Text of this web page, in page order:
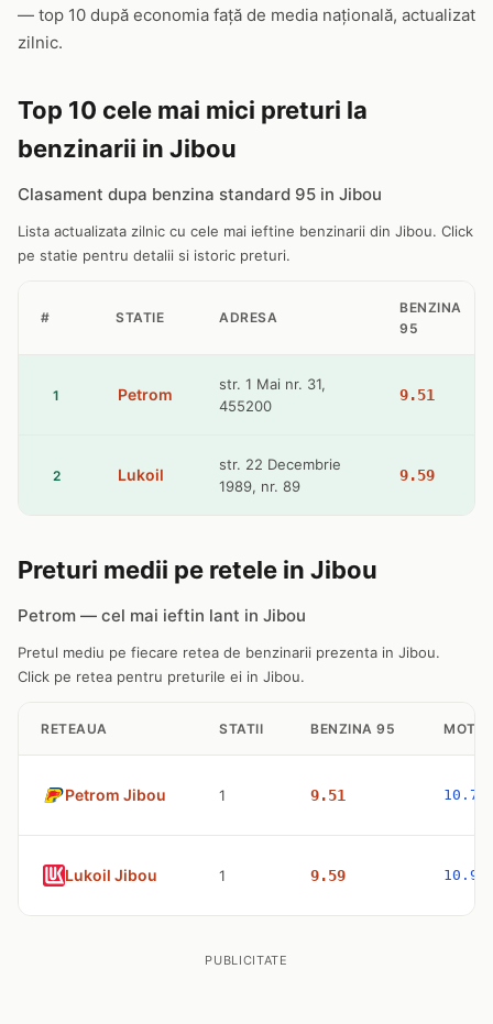
— top 10 după economia față de media națională, actualizat
zilnic.
Top 10 cele mai mici preturi la
benzinarii in Jibou
Clasament dupa benzina standard 95 in Jibou
Lista actualizata zilnic cu cele mai ieftine benzinarii din Jibou. Click
pe statie pentru detalii si istoric preturi.
# STATIE ADRESA
BENZINA
95
1 Petrom
str. 1 Mai nr. 31,
455200
9.51
2 Lukoil
str. 22 Decembrie
1989, nr. 89
9.59
Preturi medii pe retele in Jibou
Petrom — cel mai ieftin lant in Jibou
Pretul mediu pe fiecare retea de benzinarii prezenta in Jibou.
Click pe retea pentru preturile ei in Jibou.
RETEAUA STATII BENZINA 95
Petrom Jibou 1 9.51 10.77
Lukoil Jibou 1 9.59 10.98
PUBLICITATE